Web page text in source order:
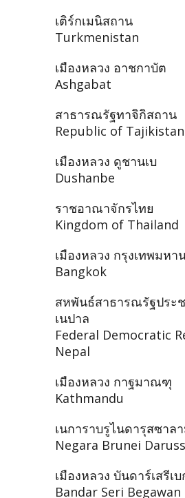
เติร์กเมนิสถาน
Turkmenistan
เมืองหลวง อาชกาบัต
Ashgabat
สาธารณรัฐทาจิกิสถาน
Republic of Tajikistan
เมืองหลวง ดูชานเบ
Dushanbe
ราชอาณาจักรไทย
Kingdom of Thailand
เมืองหลวง กรุงเทพมหา
Bangkok
สหพันธ์สาธารณรัฐประ
เนปาล
Federal Democratic
Nepal
เมืองหลวง กาฐมาณฑุ
Kathmandu
เนการาบรูไนดารุสซาล
Negara Brunei
เมืองหลวง บันดาร์เสรีเ
Bandar Seri Begawan